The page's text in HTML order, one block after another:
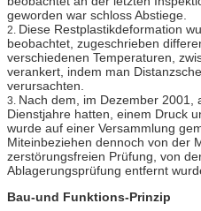
geworden war schloss Abstiege.
2. Diese Restplastikdeformation
beobachtet, zugeschrieben
verschiedenen Temperaturen,
verankert, indem man
verursachten.
3. Nach dem, im Dezember 2001,
Dienstjahre hatten, einem Druck
wurde auf einer Versammlung
Miteinbeziehen dennoch von der
zerstörungsfreien Prüfung, von
Ablagerungsprüfung entfernt
Bau-und Funktions-Prinzip